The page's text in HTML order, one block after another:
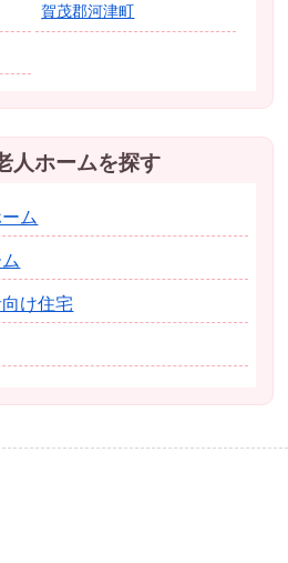
賀茂郡河津町
人ホームを探す
ム
け住宅